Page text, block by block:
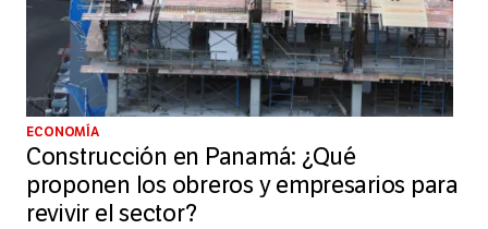
ECONOMÍA
Construcción en Panamá: ¿Qué
proponen los obreros y empresarios para
revivir el sector?